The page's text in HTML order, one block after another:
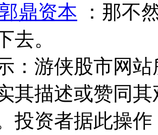
鼎资本 ：那不
去。
：游侠股市网
其描述或赞同
投资者据此操